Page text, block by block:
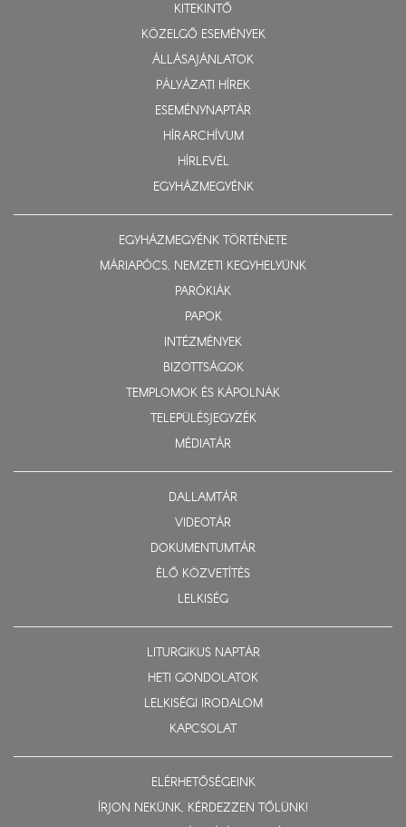
KITEKINTŐ
KÖZELGŐ ESEMÉNYEK
ÁLLÁSAJÁNLATOK
PÁLYÁZATI HÍREK
ESEMÉNYNAPTÁR
HÍRARCHÍVUM
HÍRLEVÉL
EGYHÁZMEGYÉNK
EGYHÁZMEGYÉNK TÖRTÉNETE
MÁRIAPÓCS, NEMZETI KEGYHELYÜNK
PARÓKIÁK
PAPOK
INTÉZMÉNYEK
BIZOTTSÁGOK
TEMPLOMOK ÉS KÁPOLNÁK
TELEPÜLÉSJEGYZÉK
MÉDIATÁR
DALLAMTÁR
VIDEOTÁR
DOKUMENTUMTÁR
ÉLŐ KÖZVETÍTÉS
LELKISÉG
LITURGIKUS NAPTÁR
HETI GONDOLATOK
LELKISÉGI IRODALOM
KAPCSOLAT
ELÉRHETŐSÉGEINK
ÍRJON NEKÜNK, KÉRDEZZEN TŐLÜNK!